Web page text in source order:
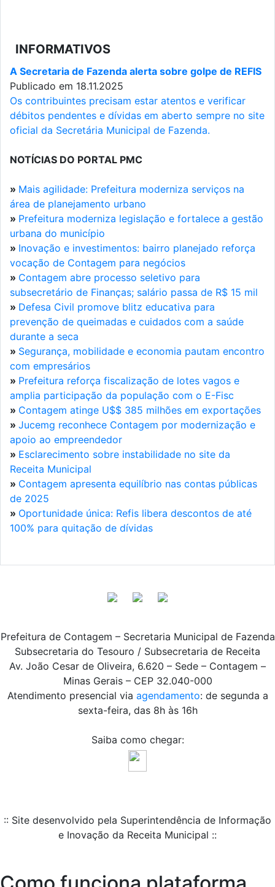
INFORMATIVOS
A Secretaria de Fazenda alerta sobre golpe de REFIS
Publicado em 18.11.2025
Os contribuintes precisam estar atentos e verificar
débitos pendentes e dívidas em aberto sempre no site
oficial da Secretária Municipal de Fazenda.
NOTÍCIAS DO PORTAL PMC
» Mais agilidade: Prefeitura moderniza serviços na
área de planejamento urbano
» Prefeitura moderniza legislação e fortalece a gestão
urbana do município
» Inovação e investimentos: bairro planejado reforça
vocação de Contagem para negócios
» Contagem abre processo seletivo para
subsecretário de Finanças; salário passa de R$ 15 mil
» Defesa Civil promove blitz educativa para
prevenção de queimadas e cuidados com a saúde
durante a seca
» Segurança, mobilidade e economia pautam encontro
com empresários
» Prefeitura reforça fiscalização de lotes vagos e
amplia participação da população com o E-Fisc
» Contagem atinge U$$ 385 milhões em exportações
» Jucemg reconhece Contagem por modernização e
apoio ao empreendedor
» Esclarecimento sobre instabilidade no site da
Receita Municipal
» Contagem apresenta equilíbrio nas contas públicas
de 2025
» Oportunidade única: Refis libera descontos de até
100% para quitação de dívidas
Prefeitura de Contagem – Secretaria Municipal de Fazenda
Subsecretaria do Tesouro / Subsecretaria de Receita
Av. João Cesar de Oliveira, 6.620 – Sede – Contagem –
Minas Gerais – CEP 32.040-000
Atendimento presencial via agendamento: de segunda a
sexta-feira, das 8h às 16h
Saiba como chegar:
:: Site desenvolvido pela Superintendência de Informação
e Inovação da Receita Municipal ::